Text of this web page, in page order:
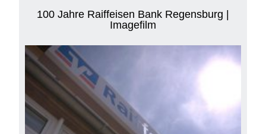
100 Jahre Raiffeisen Bank Regensburg |
Imagefilm